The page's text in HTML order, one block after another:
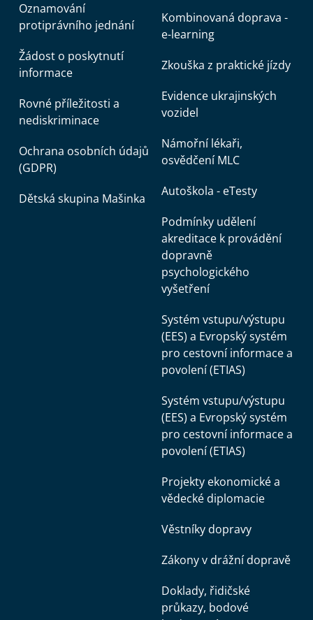
Oznamování
protiprávního jednání
Žádost o poskytnutí
informace
Rovné příležitosti a
nediskriminace
Ochrana osobních údajů
(GDPR)
Dětská skupina Mašinka
Kombinovaná doprava -
e-learning
Zkouška z praktické jízdy
Evidence ukrajinských
vozidel
Námořní lékaři,
osvědčení MLC
Autoškola - eTesty
Podmínky udělení
akreditace k provádění
dopravně
psychologického
vyšetření
Systém vstupu/výstupu
(EES) a Evropský systém
pro cestovní informace a
povolení (ETIAS)
Systém vstupu/výstupu
(EES) a Evropský systém
pro cestovní informace a
povolení (ETIAS)
Projekty ekonomické a
vědecké diplomacie
Věstníky dopravy
Zákony v drážní dopravě
Doklady, řidičské
průkazy, bodové